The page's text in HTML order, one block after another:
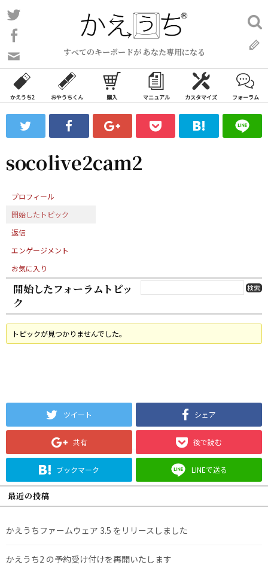
コ
ン
ン
ツ
ス
ッ
すべてのキーボードが あなた専用になる
い
合
わ
フ
ォ
ム
検
索:
かえうち2 おやうちくん 購入 マニュアル カスタマイズ フォーラム
socolive2cam2
プロフィール
開始したトピック
返信
エンゲージメント
お気に入り
開始したフォーラムトピッ
ク
トピックが見つかりませんでした。
ツイート シェア
共有 後で読む
ブックマーク LINEで送る
最近の投稿
かえうちファームウェア 3.5 をリリースしました
かえうち2 の予約受け付けを再開いたします